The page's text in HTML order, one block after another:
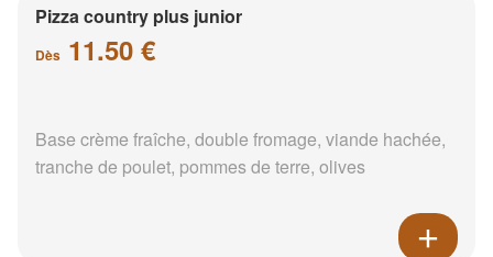
Pizza country plus junior
Dès 11.50 €
Base crème fraîche, double fromage, viande hachée,
tranche de poulet, pommes de terre, olives